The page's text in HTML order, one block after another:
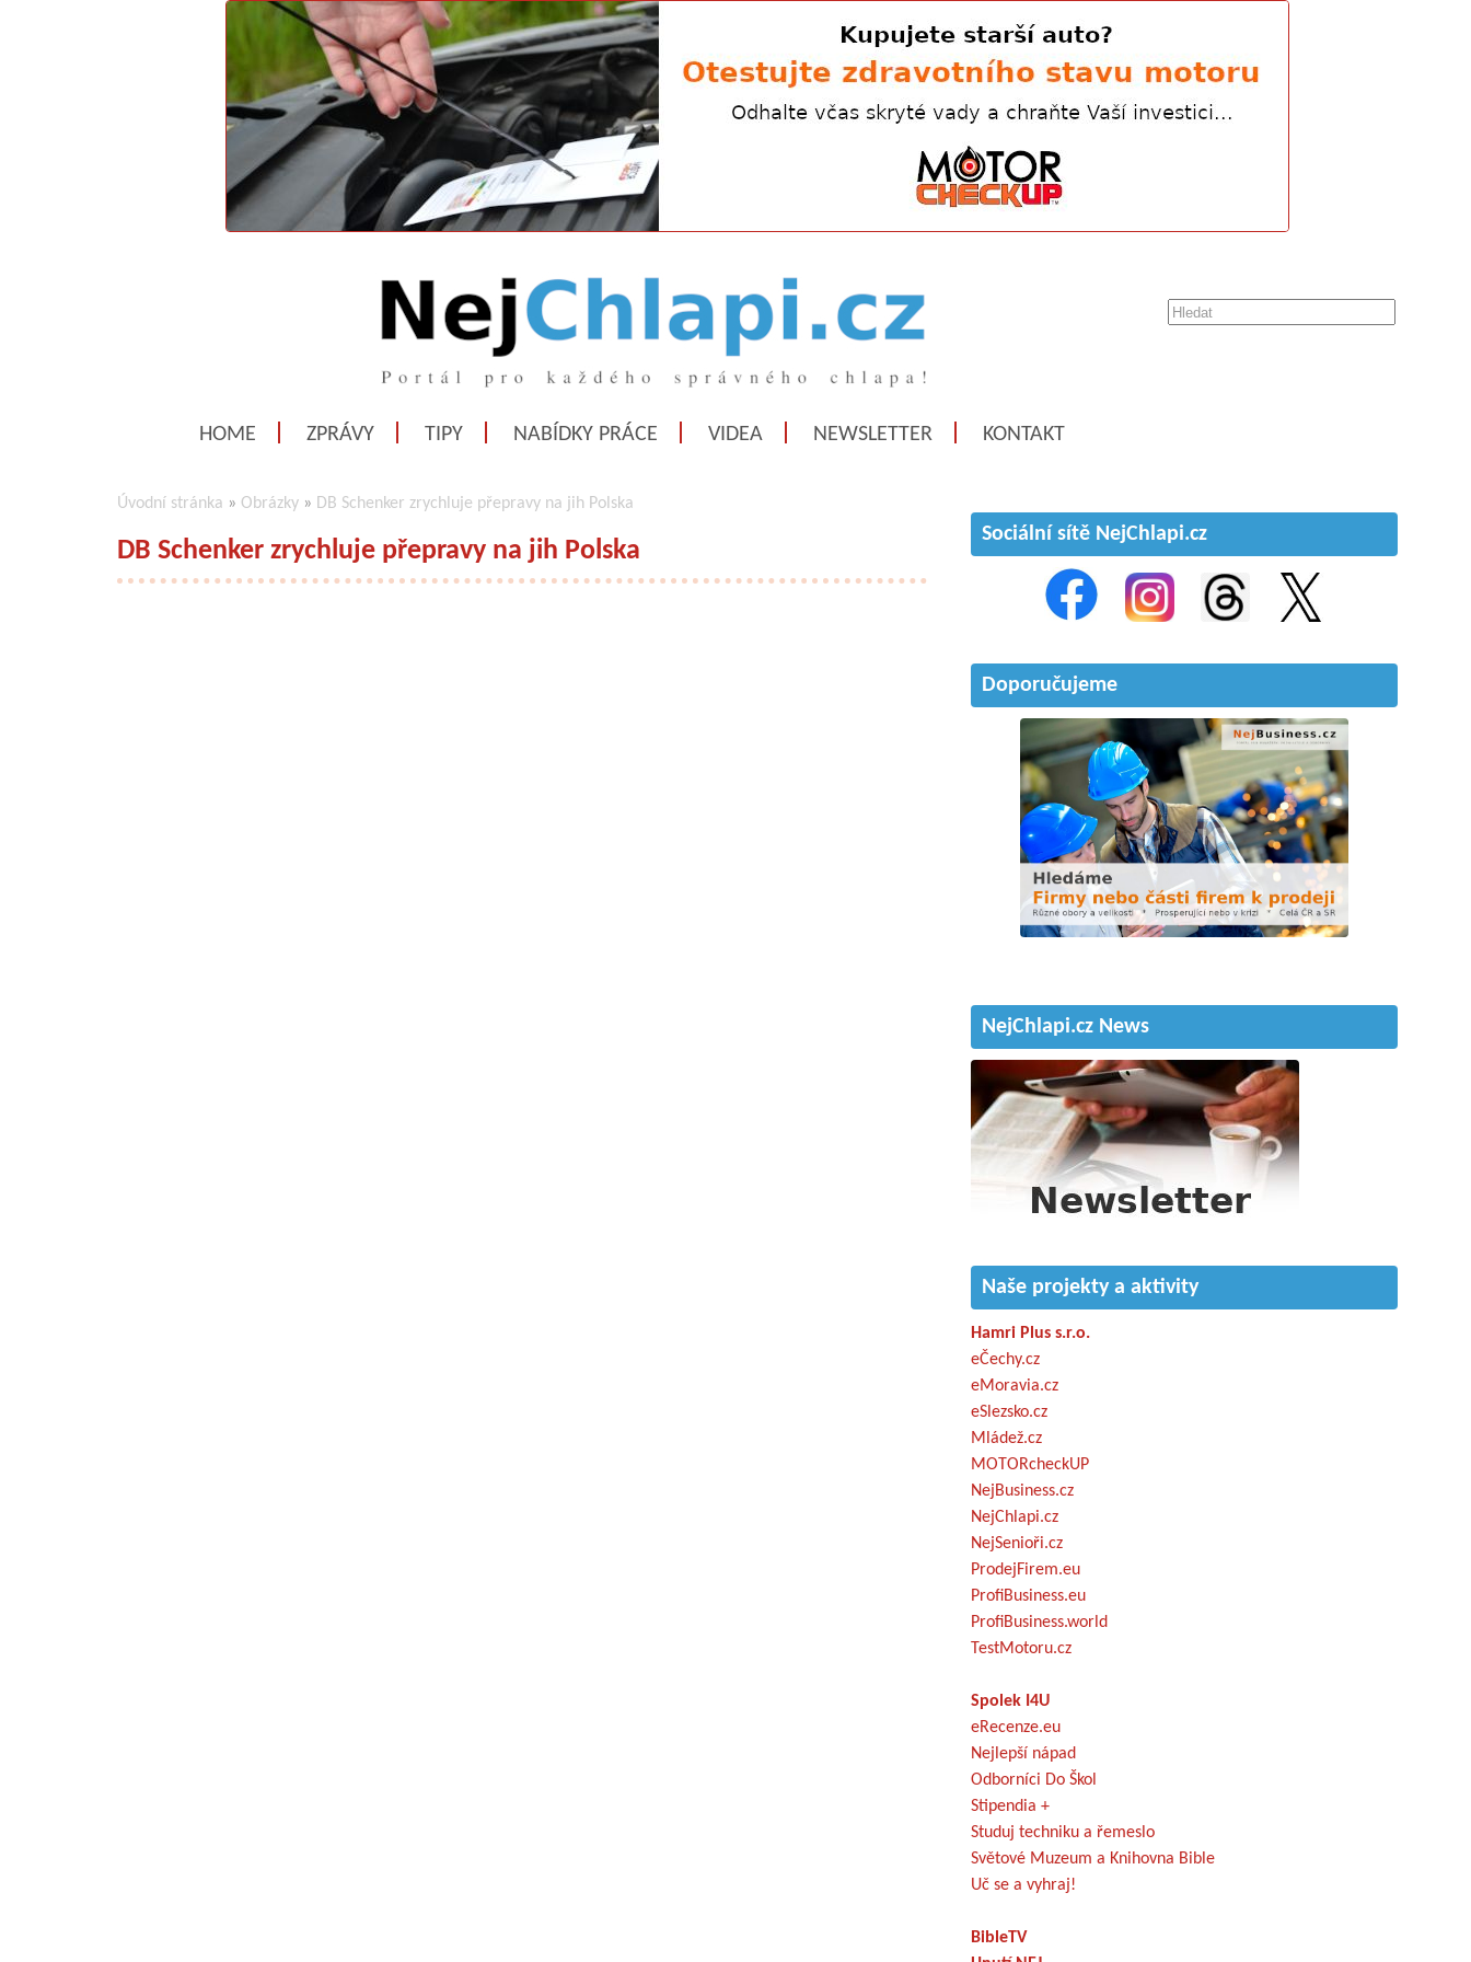
HOME ZPRÁVY TIPY NABÍDKY PRÁCE VIDEA NEWSLETTER KONTAKT
Úvodní stránka » Obrázky » DB Schenker zrychluje přepravy na jih Polska
DB Schenker zrychluje přepravy na jih Polska
Sociální sítě NejChlapi.cz
Doporučujeme
NejChlapi.cz News
Naše projekty a aktivity
Hamri Plus s.r.o.
eČechy.cz
eMoravia.cz
eSlezsko.cz
Mládež.cz
MOTORcheckUP
NejBusiness.cz
NejChlapi.cz
NejSenioři.cz
ProdejFirem.eu
ProfiBusiness.eu
ProfiBusiness.world
TestMotoru.cz
Spolek I4U
eRecenze.eu
Nejlepší nápad
Odborníci Do Škol
Stipendia +
Studuj techniku a řemeslo
Světové Muzeum a Knihovna Bible
Uč se a vyhraj!
BibleTV